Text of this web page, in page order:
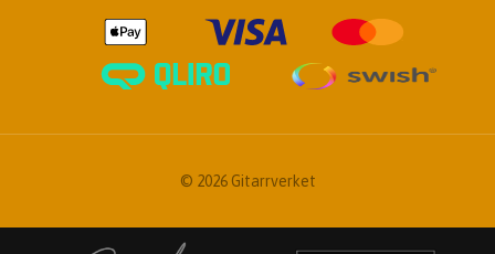
© 2026 Gitarrverket